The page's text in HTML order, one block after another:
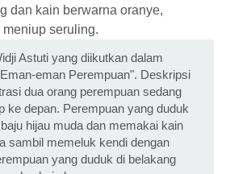
Astuti yang diikutkan dalam
eman Perempuan". Deskripsi
dua orang perempuan sedang
ke depan. Perempuan yang duduk
hijau muda dan memakai kain
sambil memeluk kendi dengan
yang duduk di belakang